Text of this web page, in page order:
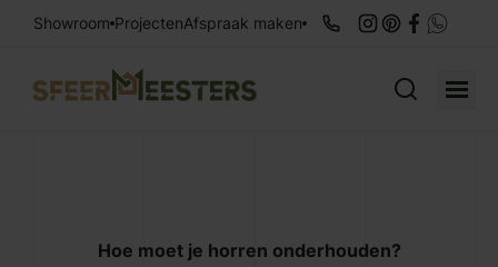
Showroom ProjectenAfspraak maken
Hoe moet je horren onderhouden?